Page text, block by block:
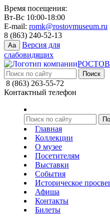
Время посещения:
Вт-Вс 10:00-18:00
E-mail: romk@rostovmuseum.ru
8 (863) 240-52-13
Aa
Версия для
слабовидящих
8 (863) 263-55-72
Контактный телефон
Главная
Коллекции
О музее
Посетителям
Выставки
События
Историческое
Афиша
Контакты
Билеты